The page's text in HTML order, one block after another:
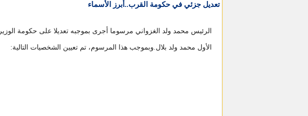
تعديل جزئي في حكومة القرب..أبرز الأسماء
الرئيس محمد ولد الغزواني مرسوما أجرى بموجبه تعديلا على حكومة الوزير
الأول محمد ولد بلال.وبموجب هذا المرسوم، تم تعيين الشخصيات التالية: